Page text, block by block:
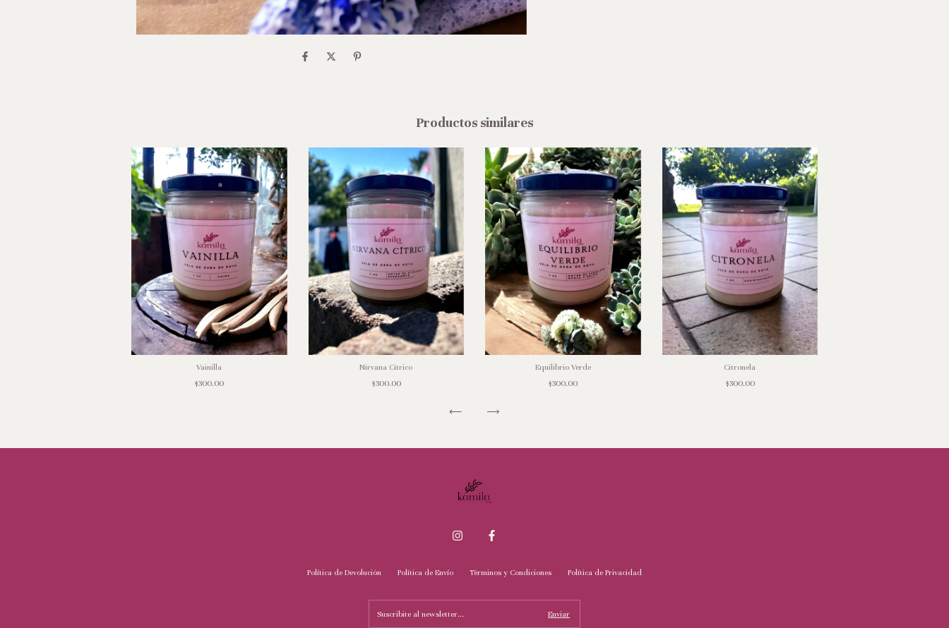
Productos similares
Vainilla
$300.00
Nirvana Citrico
$300.00
Equilibrio Verde
$300.00
Citronela
$300.00
Política de Devolución Política de Envío Términos y Condiciones Política de Privacidad